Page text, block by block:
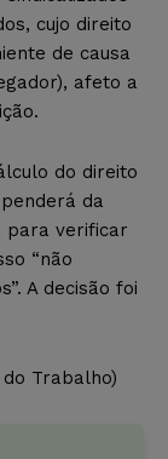
cujo direito
de causa
afeto a
do direito
da
para verificar
“não
A decisão foi
Trabalho)